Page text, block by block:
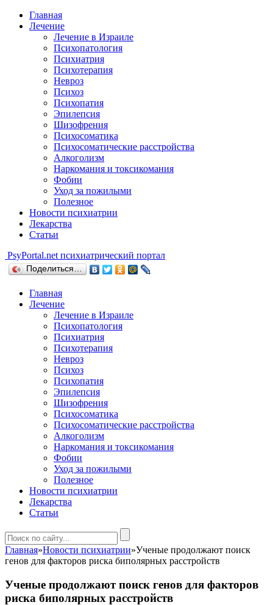
Главная
Лечение
Лечение в Израиле
Психопатология
Психиатрия
Психотерапия
Невроз
Психоз
Психопатия
Эпилепсия
Шизофрения
Психосоматика
Психосоматические расстройства
Алкоголизм
Наркомания и токсикомания
Фобии
Уход за пожилыми
Полезное
Новости психиатрии
Лекарства
Статьи
PsyPortal.net психиатрический портал
Поделиться…
Главная
Лечение
Лечение в Израиле
Психопатология
Психиатрия
Психотерапия
Невроз
Психоз
Психопатия
Эпилепсия
Шизофрения
Психосоматика
Психосоматические расстройства
Алкоголизм
Наркомания и токсикомания
Фобии
Уход за пожилыми
Полезное
Новости психиатрии
Лекарства
Статьи
Главная»Новости психиатрии»Ученые продолжают поиск
генов для факторов риска биполярных расстройств
Ученые продолжают поиск генов для факторов
риска биполярных расстройств